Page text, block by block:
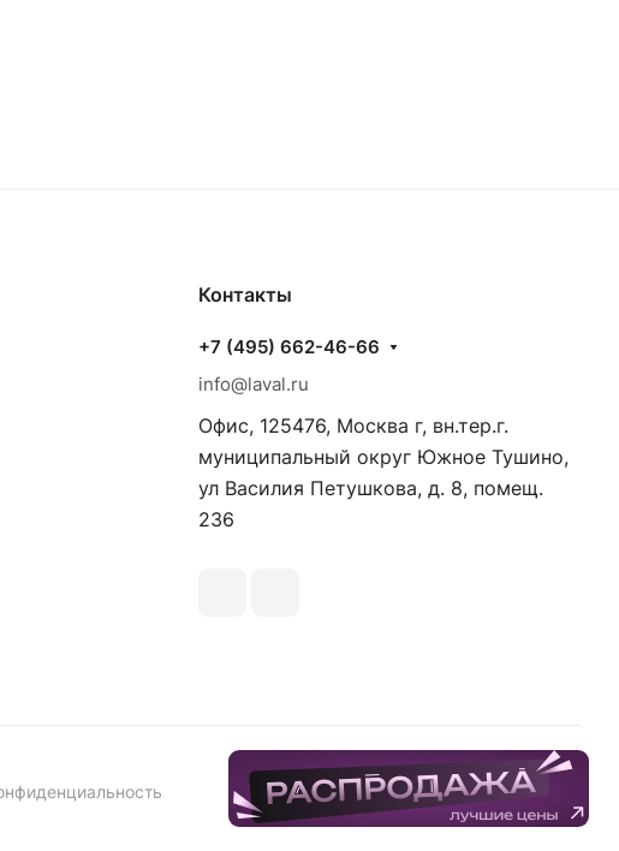
Контакты
+7 (495) 662-46-66
info@laval.ru
Офис, 125476, Москва г, вн.тер.г.
муниципальный округ Южное Тушино,
ул Василия Петушкова, д. 8, помещ.
236